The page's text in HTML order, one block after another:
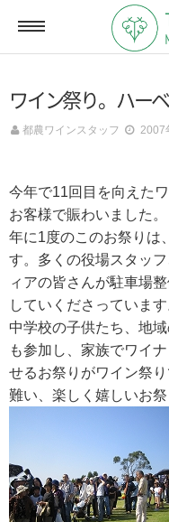
ONLINE SHOP
オ
ACCESSMAP
CONTACT
ワイン祭り。ハー
都農ワインスタッフ 2007
今年で11回目を向えた
お客様で賑わいました。
年に1度のこのお祭りは
す。多くの役場スタッ
ィアの皆さんが駐車場
していくださっていま
中学校の子供たち、地
も参加し、家族でワイ
せるお祭りがワイン祭
難い、楽しく嬉しいお祭